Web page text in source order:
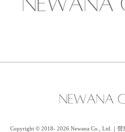
Copyright © 2018- 2026 Newana Co., Ltd.｜